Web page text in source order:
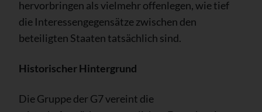
hervorbringen als vielmehr offenlegen, wie tief
die Interessengegensätze zwischen den
beteiligten Staaten tatsächlich sind.
Historischer Hintergrund
Die Gruppe der G7 vereint die